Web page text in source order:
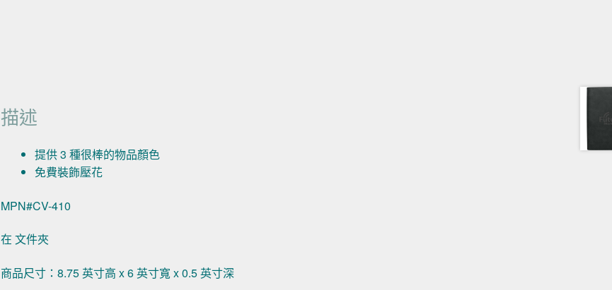
描述
提供 3 種很棒的物品顏色
免費裝飾壓花
MPN#CV-410
在 文件夾
商品尺寸：8.75 英寸高 x 6 英寸寬 x 0.5 英寸深